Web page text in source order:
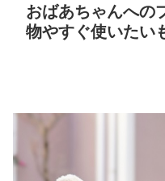
おばあちゃんへの
物やすぐ使いたい